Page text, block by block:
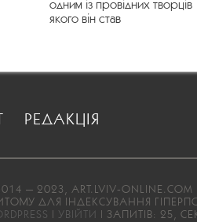
одним із провідних творців
якого він став
РЕДАКЦІЯ
— 2023, ART.LVIV-ONLINE.COM
ДЛЯ ІНДЕКСУВАННЯ
| УВІЙТИ | ЗАПИТІВ: 25,